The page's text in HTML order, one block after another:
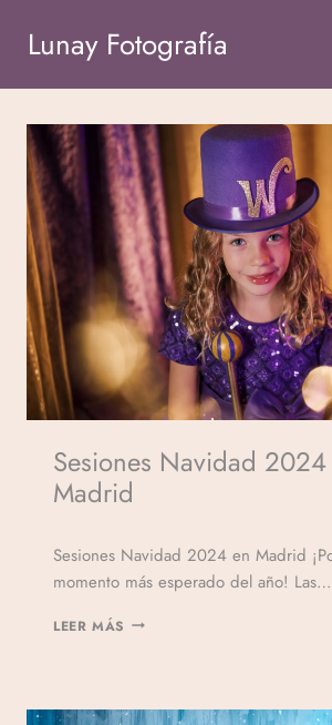
Lunay Fotografía
Sesiones Navidad 2024
Madrid
Veronicamulio
Sesiones Navidad 2024 en Madrid
momento más esperado del año! Las…
LEER MÁS